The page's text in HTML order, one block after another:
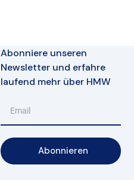
Abonniere unseren
Newsletter und erfahre
laufend mehr über HMW
Abonnieren